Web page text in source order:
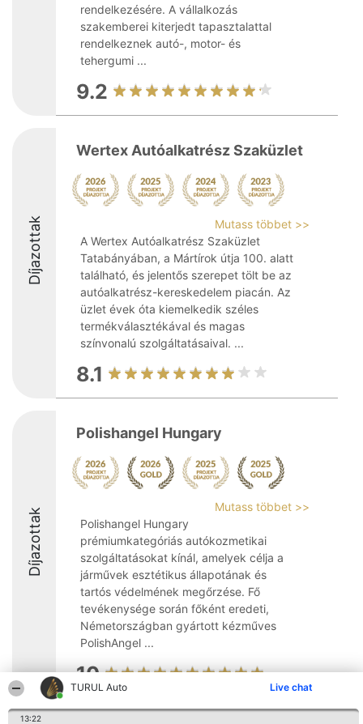
TURUL Auto Live chat
13:22
rendelkezésére. A vállalkozás
szakemberei kiterjedt tapasztalattal
rendelkeznek autó-, motor- és
tehergumi ...
9.2
Díjazottak
Wertex Autóalkatrész Szaküzlet
Mutass többet >>
A Wertex Autóalkatrész Szaküzlet
Tatabányában, a Mártírok útja 100. alatt
található, és jelentős szerepet tölt be az
autóalkatrész-kereskedelem piacán. Az
üzlet évek óta kiemelkedik széles
termékválasztékával és magas
színvonalú szolgáltatásaival. ...
8.1
Díjazottak
Polishangel Hungary
Mutass többet >>
Polishangel Hungary
prémiumkategóriás autókozmetikai
szolgáltatásokat kínál, amelyek célja a
járművek esztétikus állapotának és
tartós védelmének megőrzése. Fő
tevékenysége során főként eredeti,
Németországban gyártott kézműves
PolishAngel ...
10